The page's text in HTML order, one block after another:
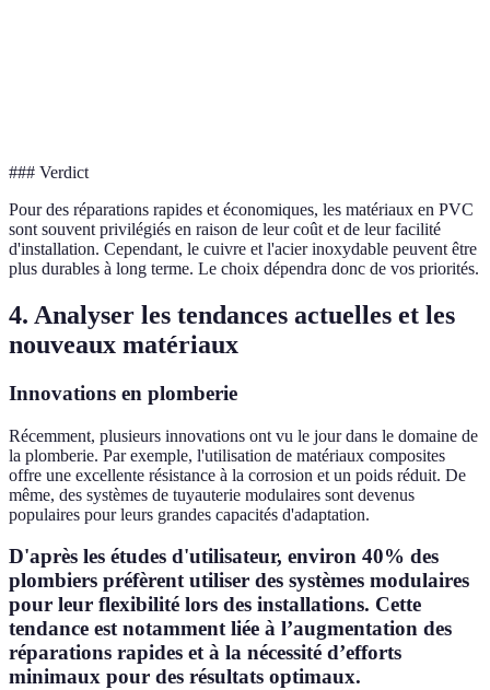
### Verdict
Pour des réparations rapides et économiques, les matériaux en PVC
sont souvent privilégiés en raison de leur coût et de leur facilité
d'installation. Cependant, le cuivre et l'acier inoxydable peuvent être
plus durables à long terme. Le choix dépendra donc de vos priorités.
4. Analyser les tendances actuelles et les
nouveaux matériaux
Innovations en plomberie
Récemment, plusieurs innovations ont vu le jour dans le domaine de
la plomberie. Par exemple, l'utilisation de matériaux composites
offre une excellente résistance à la corrosion et un poids réduit. De
même, des systèmes de tuyauterie modulaires sont devenus
populaires pour leurs grandes capacités d'adaptation.
D'après les études d'utilisateur, environ 40% des
plombiers préfèrent utiliser des systèmes modulaires
pour leur flexibilité lors des installations. Cette
tendance est notamment liée à l’augmentation des
réparations rapides et à la nécessité d’efforts
minimaux pour des résultats optimaux.